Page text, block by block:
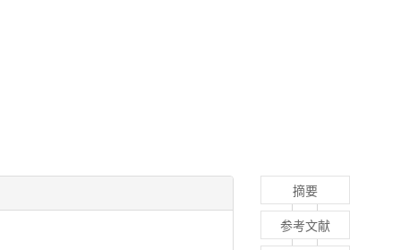
摘要
参考文献